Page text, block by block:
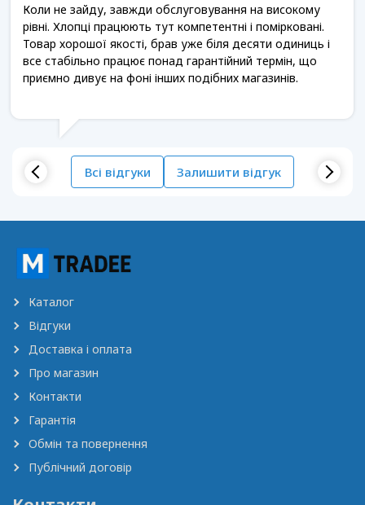
Коли не зайду, завжди обслуговування на високому
рівні. Хлопці працюють тут компетентні і помірковані.
Товар хорошої якості, брав уже біля десяти одиниць і
все стабільно працює понад гарантійний термін, що
приємно дивує на фоні інших подібних магазинів.
Всі відгуки Залишити відгук
Каталог
Відгуки
Доставка і оплата
Про магазин
Контакти
Гарантія
Обмін та повернення
Публічний договір